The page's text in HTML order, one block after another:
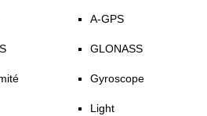
A-GPS
GLONASS
Gyroscope
Light